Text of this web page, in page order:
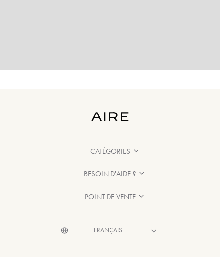
CATÉGORIES
BESOIN D'AIDE ?
POINT DE VENTE